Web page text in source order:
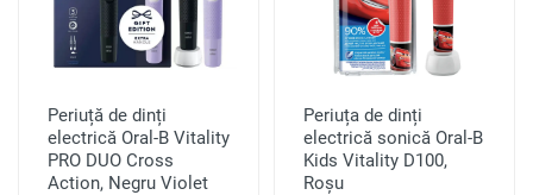
Periuță de dinți
electrică Oral-B Vitality
PRO DUO Cross
Action, Negru Violet
Periuța de dinți
electrică sonică Oral-B
Kids Vitality D100,
Roșu